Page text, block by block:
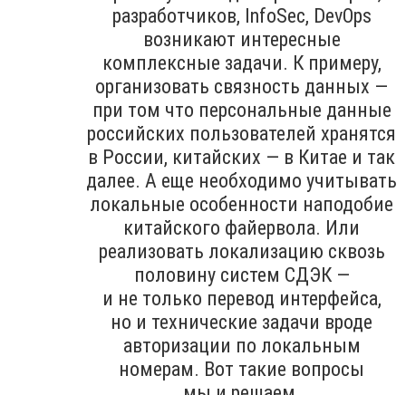
разработчиков, InfoSec, DevOps
возникают интересные
комплексные задачи. К примеру,
организовать связность данных —
при том что персональные данные
российских пользователей хранятся
в России, китайских — в Китае и так
далее. А еще необходимо учитывать
локальные особенности наподобие
китайского файервола. Или
реализовать локализацию сквозь
половину систем СДЭК —
и не только перевод интерфейса,
но и технические задачи вроде
авторизации по локальным
номерам. Вот такие вопросы